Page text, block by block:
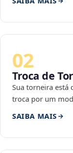
02
Troca de
Sua torneira está
troca por um
SAIBA MAIS